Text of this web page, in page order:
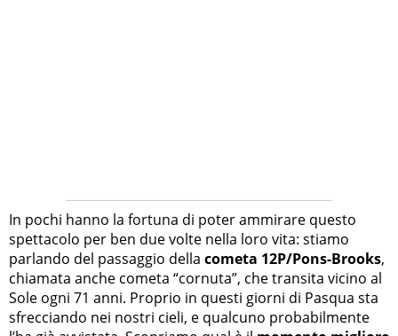
In pochi hanno la fortuna di poter ammirare questo
spettacolo per ben due volte nella loro vita: stiamo
parlando del passaggio della cometa 12P/Pons-Brooks,
chiamata anche cometa “cornuta”, che transita vicino al
Sole ogni 71 anni. Proprio in questi giorni di Pasqua sta
sfrecciando nei nostri cieli, e qualcuno probabilmente